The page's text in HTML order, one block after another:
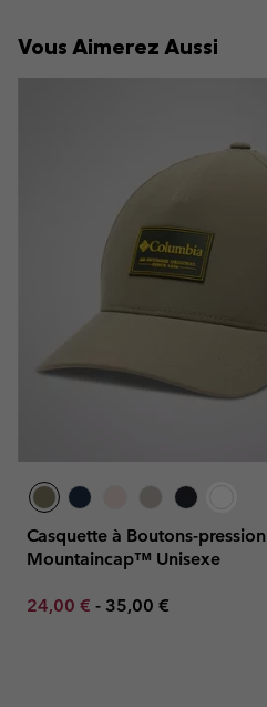
Vous Aimerez Aussi
Casquette à Boutons-pression
Mountaincap™ Unisexe
Minimum sale price:
24,00 € - Maximum price:
35,00 €